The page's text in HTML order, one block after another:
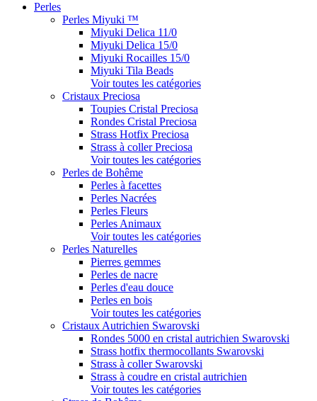
Perles
Perles Miyuki ™
Miyuki Delica 11/0
Miyuki Delica 15/0
Miyuki Rocailles 15/0
Miyuki Tila Beads
Voir toutes les catégories
Cristaux Preciosa
Toupies Cristal Preciosa
Rondes Cristal Preciosa
Strass Hotfix Preciosa
Strass à coller Preciosa
Voir toutes les catégories
Perles de Bohême
Perles à facettes
Perles Nacrées
Perles Fleurs
Perles Animaux
Voir toutes les catégories
Perles Naturelles
Pierres gemmes
Perles de nacre
Perles d'eau douce
Perles en bois
Voir toutes les catégories
Cristaux Autrichien Swarovski
Rondes 5000 en cristal autrichien Swarovski
Strass hotfix thermocollants Swarovski
Strass à coller Swarovski
Strass à coudre en cristal autrichien
Voir toutes les catégories